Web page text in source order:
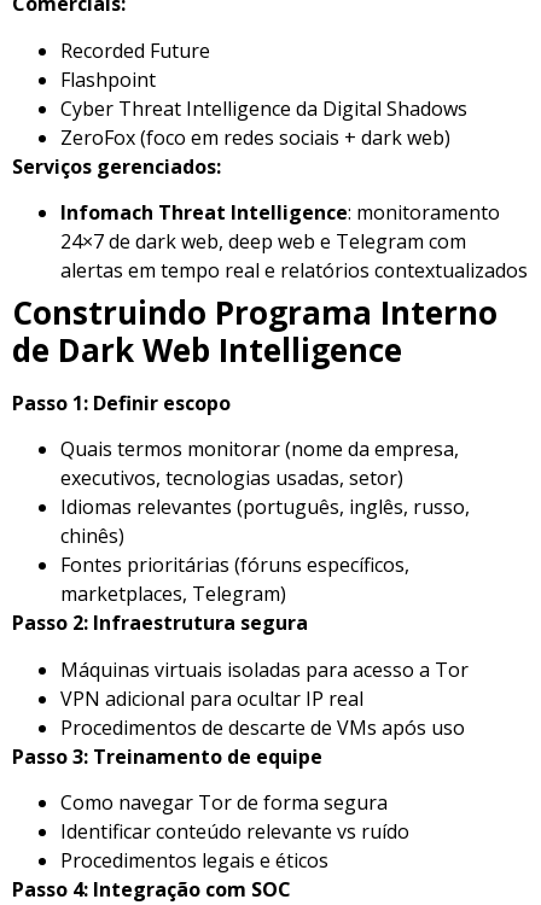
Recorded Future
Flashpoint
Cyber Threat Intelligence da Digital Shadows
ZeroFox (foco em redes sociais + dark web)
Serviços gerenciados:
Infomach Threat Intelligence: monitoramento
24×7 de dark web, deep web e Telegram com
alertas em tempo real e relatórios contextualizados
Construindo Programa Interno
de Dark Web Intelligence
Passo 1: Definir escopo
Quais termos monitorar (nome da empresa,
executivos, tecnologias usadas, setor)
Idiomas relevantes (português, inglês, russo,
chinês)
Fontes prioritárias (fóruns específicos,
marketplaces, Telegram)
Passo 2: Infraestrutura segura
Máquinas virtuais isoladas para acesso a Tor
VPN adicional para ocultar IP real
Procedimentos de descarte de VMs após uso
Passo 3: Treinamento de equipe
Como navegar Tor de forma segura
Identificar conteúdo relevante vs ruído
Procedimentos legais e éticos
Passo 4: Integração com SOC